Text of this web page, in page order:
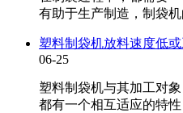
有助于生产制造，制袋
塑料制袋机放料速度低
06-25
塑料制袋机与其加工对
都有一个相互适应的特